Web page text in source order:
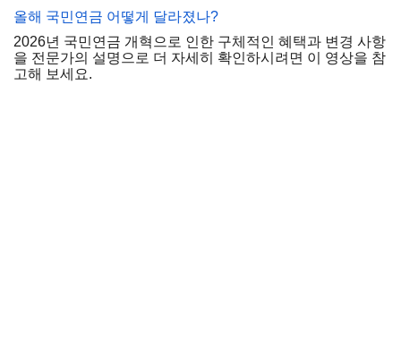
올해 국민연금 어떻게 달라졌나?
2026년 국민연금 개혁으로 인한 구체적인 혜택과 변경 사항
을 전문가의 설명으로 더 자세히 확인하시려면 이 영상을 참
고해 보세요.